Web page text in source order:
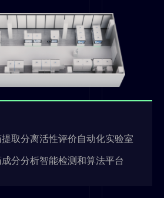
取分离活性评价⾃动化实验室
分分析智能检测和算法平台